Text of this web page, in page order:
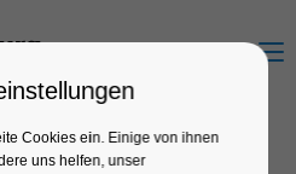
Menu
Cookies ein. Einige von ihnen
uns helfen, unser